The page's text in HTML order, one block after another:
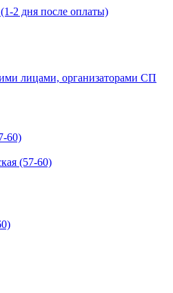
(1-2 дня после оплаты)
лицами, организаторами СП
(57-60)